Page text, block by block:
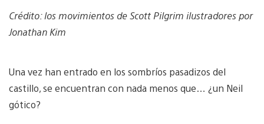
Crédito: los movimientos de Scott Pilgrim ilustradores por
Jonathan Kim
Una vez han entrado en los sombríos pasadizos del
castillo, se encuentran con nada menos que… ¿un Neil
gótico?